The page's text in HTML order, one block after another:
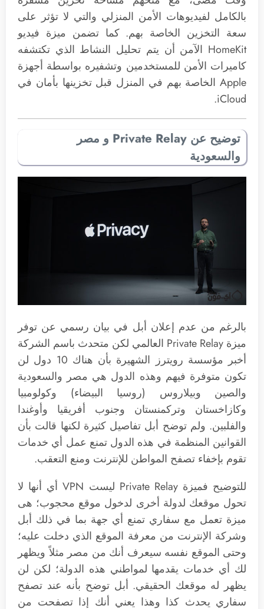
بالكامل لفيديوهات الأمن المنزلي والتي لا تؤثر على
سعة التخزين الخاصة بهم. كما تضمن ميزة فيديو
HomeKit الآمن أن يتم تحليل النشاط الذي تكتشفه
كاميرات الأمن للمستخدمين وتشفيره بواسطة أجهزة
Apple الخاصة بهم في المنزل قبل تخزينها بأمان في
iCloud.
توضيح عن Private Relay و مصر
والسعودية
بالرغم من عدم إعلان أبل في بيان رسمي عن توفر
ميزة Private Relay العالمي لكن متحدث باسم الشركة
أخبر مؤسسة رويترز الشهيرة بأن هناك 10 دول لن
تكون متوفرة فيهم وهذه الدول هي مصر والسعودية
والصين وبيلاروس (روسيا البيضاء) وكولومبيا
وكازاخستان وتركمنستان وجنوب أفريقيا وأوغندا
والفلبين. ولم توضح أبل تفاصيل كثيرة لكنها قالت بأن
القوانين المنظمة في هذه الدول تمنع عمل أي خدمات
تقوم بإخفاء تصفح المواطن للإنترنت ومنع التعقب.
للتوضيح فميزة Private Relay ليست VPN أي أنها لا
تحول موقعك لدولة أخرى لدخول موقع محجوب؛ هى
ميزة تعمل مع سفاري تمنع أي جهة بما في ذلك أبل
وشركة الإنترنت من معرفة الموقع الذي دخلت عليه؛
وحتى الموقع نفسه سيعرف أنك من مصر مثلاً ويظهر
لك أي خدمات يقدمها لمواطني هذه الدولة؛ لكن لن
يظهر له موقعك الحقيقي. أبل توضح بأنه عند تصفح
سفاري يحدث كذا وهذا يعني أنك إذا تصفحت من